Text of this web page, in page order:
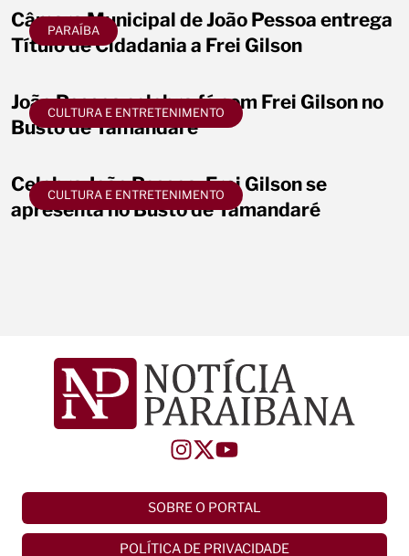
PARAÍBA
Câmara Municipal de João Pessoa entrega
Título de Cidadania a Frei Gilson
CULTURA E ENTRETENIMENTO
João Pessoa celebra fé com Frei Gilson no
Busto de Tamandaré
CULTURA E ENTRETENIMENTO
Celebra João Pessoa: Frei Gilson se
apresenta no Busto de Tamandaré
SOBRE O PORTAL
POLÍTICA DE PRIVACIDADE